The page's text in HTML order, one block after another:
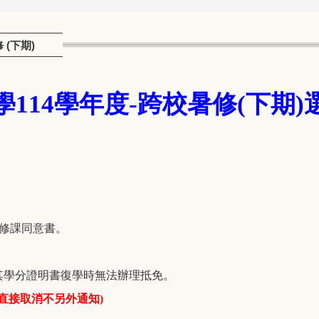
(下期)
114學年度-跨校暑修(下期)
課同意書。
分證明書復學時無法辦理抵免。
接取消不另外通知)